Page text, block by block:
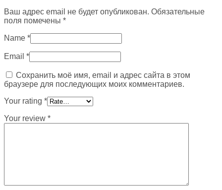
Ваш адрес email не будет опубликован. Обязательные
поля помечены *
Name *
Email *
Сохранить моё имя, email и адрес сайта в этом
браузере для последующих моих комментариев.
Your rating *
Your review *